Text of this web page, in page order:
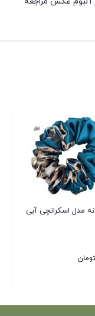
مدل اسکرانچی آبی
تومان